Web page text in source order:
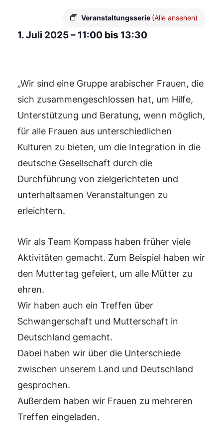
Veranstaltungsserie (Alle ansehen)
1. Juli 2025– 11:00 bis 13:30
„Wir sind eine Gruppe arabischer Frauen, die
sich zusammengeschlossen hat, um Hilfe,
Unterstützung und Beratung, wenn möglich,
für alle Frauen aus unterschiedlichen
Kulturen zu bieten, um die Integration in die
deutsche Gesellschaft durch die
Durchführung von zielgerichteten und
unterhaltsamen Veranstaltungen zu
erleichtern.
Wir als Team Kompass haben früher viele
Aktivitäten gemacht. Zum Beispiel haben wir
den Muttertag gefeiert, um alle Mütter zu
ehren.
Wir haben auch ein Treffen über
Schwangerschaft und Mutterschaft in
Deutschland gemacht.
Dabei haben wir über die Unterschiede
zwischen unserem Land und Deutschland
gesprochen.
Außerdem haben wir Frauen zu mehreren
Treffen eingeladen.